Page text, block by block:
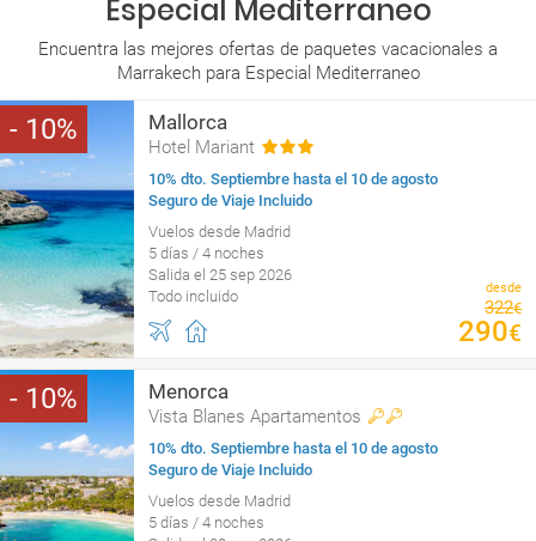
Especial Mediterraneo
Encuentra las mejores ofertas de paquetes vacacionales a
Marrakech para Especial Mediterraneo
10 Mallorca
Hotel Mariant
10% dto. Septiembre hasta el 10 de agosto
Seguro de Viaje Incluido
Vuelos desde Madrid
5 días / 4 noches
Salida el 25 sep 2026
Todo incluido
desde
322€
290€
10 Menorca
Vista Blanes Apartamentos
10% dto. Septiembre hasta el 10 de agosto
Seguro de Viaje Incluido
Vuelos desde Madrid
5 días / 4 noches